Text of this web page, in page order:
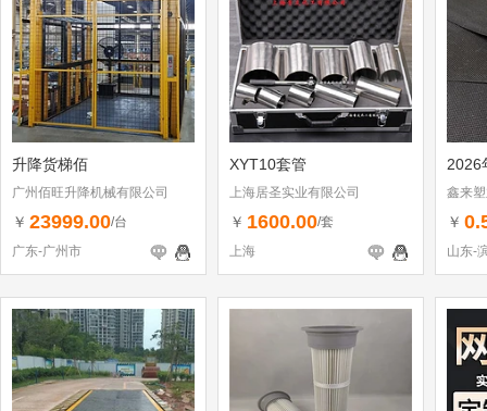
升降货梯佰
广州佰旺升降机械有限公司
￥ 23999.00/台
广东-广州市
XYT10套管
上海居圣实业有限公司
￥ 1600.00/套
上海
2026
鑫来
￥
山东-